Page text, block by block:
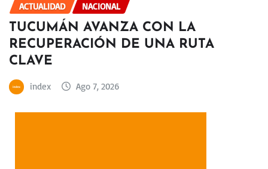
ACTUALIDAD NACIONAL
TUCUMÁN AVANZA CON LA
RECUPERACIÓN DE UNA RUTA
CLAVE
index Ago 7, 2026